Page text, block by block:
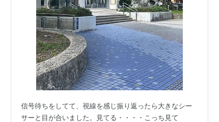
信号待ちをしてて、視線を感じ振り返ったら大きなシー
サーと目が合いました。見てる・・・・こっち見て